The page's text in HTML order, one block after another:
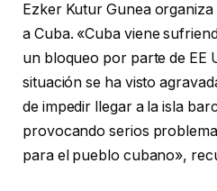
Ezker Kutur Gunea
a Cuba. «Cuba viene
un bloqueo por parte de EE
situación se ha visto
de impedir llegar a la isla
provocando serios
para el pueblo cubano»,